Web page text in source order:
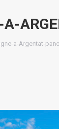
a-Argentat-